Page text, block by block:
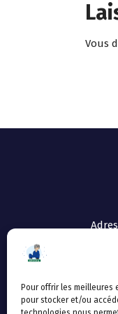
Pour offrir les
pour stocker et/ou
Vous
Mail :